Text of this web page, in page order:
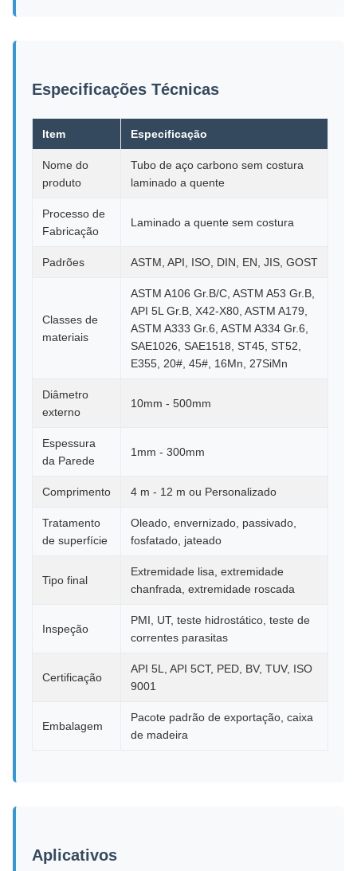
Especificações Técnicas
Item Especificação
Nome do
produto
Tubo de aço carbono sem costura
laminado a quente
Processo de
Fabricação
Laminado a quente sem costura
Padrões ASTM, API, ISO, DIN, EN, JIS, GOST
Classes de
materiais
ASTM A106 Gr.B/C, ASTM A53 Gr.B,
API 5L Gr.B, X42-X80, ASTM A179,
ASTM A333 Gr.6, ASTM A334 Gr.6,
SAE1026, SAE1518, ST45, ST52,
E355, 20#, 45#, 16Mn, 27SiMn
Diâmetro
externo
10mm - 500mm
Espessura
da Parede
1mm - 300mm
Comprimento 4 m - 12 m ou Personalizado
Tratamento
de superfície
Oleado, envernizado, passivado,
fosfatado, jateado
Tipo final
Extremidade lisa, extremidade
chanfrada, extremidade roscada
Inspeção
PMI, UT, teste hidrostático, teste de
correntes parasitas
Certificação
API 5L, API 5CT, PED, BV, TUV, ISO
9001
Embalagem
Pacote padrão de exportação, caixa
de madeira
Aplicativos